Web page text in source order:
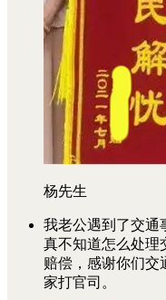
杨先生
我老公遇到了交通
真不知道怎么处理
赔偿，感谢你们交
家打官司。